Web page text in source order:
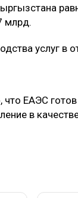
млрд.
услуг в
что ‎ЕАЭС
в